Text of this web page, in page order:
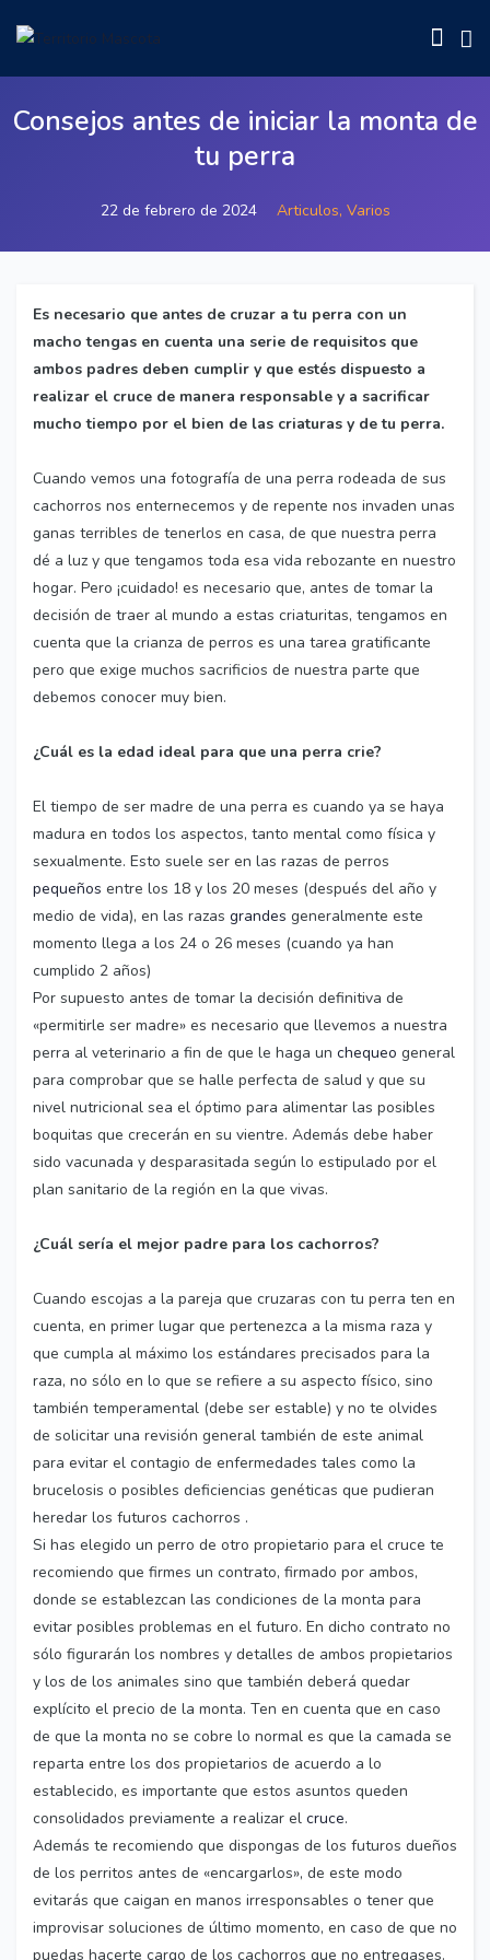
Consejos antes de iniciar la monta de
tu perra
22 de febrero de 2024 Articulos, Varios
Es necesario que antes de cruzar a tu perra con un
macho tengas en cuenta una serie de requisitos que
ambos padres deben cumplir y que estés dispuesto a
realizar el cruce de manera responsable y a sacrificar
mucho tiempo por el bien de las criaturas y de tu perra.
Cuando vemos una fotografía de una perra rodeada de sus
cachorros nos enternecemos y de repente nos invaden unas
ganas terribles de tenerlos en casa, de que nuestra perra
dé a luz y que tengamos toda esa vida rebozante en nuestro
hogar. Pero ¡cuidado! es necesario que, antes de tomar la
decisión de traer al mundo a estas criaturitas, tengamos en
cuenta que la crianza de perros es una tarea gratificante
pero que exige muchos sacrificios de nuestra parte que
debemos conocer muy bien.
¿Cuál es la edad ideal para que una perra crie?
El tiempo de ser madre de una perra es cuando ya se haya
madura en todos los aspectos, tanto mental como física y
sexualmente. Esto suele ser en las razas de perros
pequeños entre los 18 y los 20 meses (después del año y
medio de vida), en las razas grandes generalmente este
momento llega a los 24 o 26 meses (cuando ya han
cumplido 2 años)
Por supuesto antes de tomar la decisión definitiva de
«permitirle ser madre» es necesario que llevemos a nuestra
perra al veterinario a fin de que le haga un chequeo general
para comprobar que se halle perfecta de salud y que su
nivel nutricional sea el óptimo para alimentar las posibles
boquitas que crecerán en su vientre. Además debe haber
sido vacunada y desparasitada según lo estipulado por el
plan sanitario de la región en la que vivas.
¿Cuál sería el mejor padre para los cachorros?
Cuando escojas a la pareja que cruzaras con tu perra ten en
cuenta, en primer lugar que pertenezca a la misma raza y
que cumpla al máximo los estándares precisados para la
raza, no sólo en lo que se refiere a su aspecto físico, sino
también temperamental (debe ser estable) y no te olvides
de solicitar una revisión general también de este animal
para evitar el contagio de enfermedades tales como la
brucelosis o posibles deficiencias genéticas que pudieran
heredar los futuros cachorros .
Si has elegido un perro de otro propietario para el cruce te
recomiendo que firmes un contrato, firmado por ambos,
donde se establezcan las condiciones de la monta para
evitar posibles problemas en el futuro. En dicho contrato no
sólo figurarán los nombres y detalles de ambos propietarios
y los de los animales sino que también deberá quedar
explícito el precio de la monta. Ten en cuenta que en caso
de que la monta no se cobre lo normal es que la camada se
reparta entre los dos propietarios de acuerdo a lo
establecido, es importante que estos asuntos queden
consolidados previamente a realizar el cruce.
Además te recomiendo que dispongas de los futuros dueños
de los perritos antes de «encargarlos», de este modo
evitarás que caigan en manos irresponsables o tener que
improvisar soluciones de último momento, en caso de que no
puedas hacerte cargo de los cachorros que no entregases.